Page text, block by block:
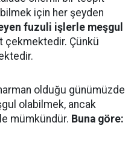
için her şeyden
fuzuli işlerle meşgul
Çünkü
olduğu günümüzde
olabilmek, ancak
mümkündür. Buna göre: